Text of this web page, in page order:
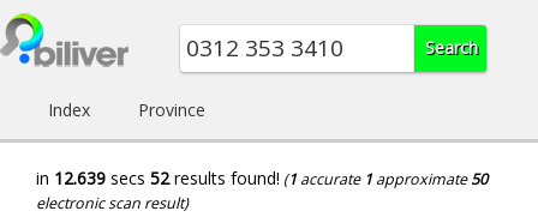
Index Province
in 12.639 secs 52results found! (1 accurate 1 approximate50
electronic scan result)